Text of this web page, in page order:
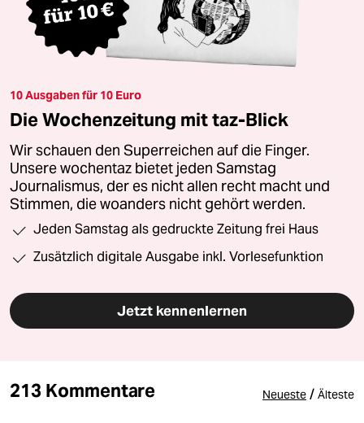
10 Ausgaben für 10 Euro
Die Wochenzeitung mit taz-Blick
Wir schauen den Superreichen auf die Finger.
Unsere wochentaz bietet jeden Samstag
Journalismus, der es nicht allen recht macht und
Stimmen, die woanders nicht gehört werden.
Jeden Samstag als gedruckte Zeitung frei Haus
Zusätzlich digitale Ausgabe inkl. Vorlesefunktion
Jetzt kennenlernen
213 Kommentare Neueste / Älteste